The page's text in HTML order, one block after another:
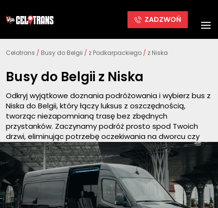
ZADZWOŃ
Celotrans / Busy do Belgii / z Podkarpackiego / z Niska
Busy do Belgii z Niska
Odkryj wyjątkowe doznania podróżowania i wybierz bus z
Niska do Belgii, który łączy luksus z oszczędnością,
tworząc niezapomnianą trasę bez zbędnych
przystanków. Zaczynamy podróż prosto spod Twoich
drzwi, eliminując potrzebę oczekiwania na dworcu czy
uciążliwego przesiadania się. Podróżujemy Mercedesami
Sprinter z wyposażaniem VIP. Pojedyncze fotele,
klimatyzacja i telewizja tworzą atmosferę luksusu, a
jednocześnie utrzymujemy przystępne ceny, dostępne
dla każdego pasażera.